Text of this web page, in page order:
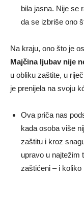
bila jasna. Nije se
da se izbriše ono
Na kraju, ono što je
Majčina ljubav nije
u obliku zaštite, u
je prenijela na svoju
Ova priča nas
kada osoba više
zaštitu i kroz
upravo u najtežim
zaštićeni – i koliko